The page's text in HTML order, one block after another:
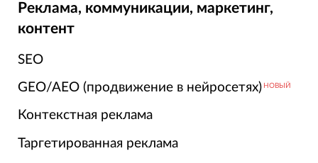
Реклама, коммуникации, маркетинг,
контент
SEO
GEO/AEO (продвижение в нейросетях) НОВЫЙ
Контекстная реклама
Таргетированная реклама